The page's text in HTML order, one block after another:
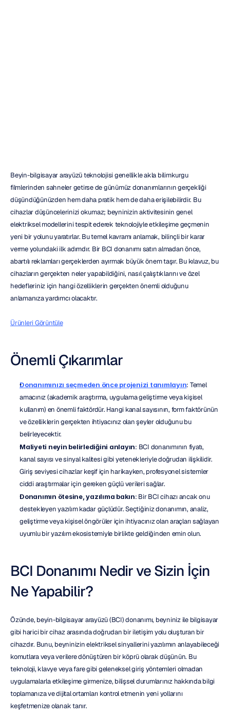
Beyin-bilgisayar arayüzü teknolojisi genellikle akla bilimkurgu
filmlerinden sahneler getirse de günümüz donanımlarının gerçekliği
düşündüğünüzden hem daha pratik hem de daha erişilebilirdir. Bu
cihazlar düşüncelerinizi okumaz; beyninizin aktivitesinin genel
elektriksel modellerini tespit ederek teknolojiyle etkileşime geçmenin
yeni bir yolunu yaratırlar. Bu temel kavramı anlamak, bilinçli bir karar
verme yolundaki ilk adımdır. Bir BCI donanımı satın almadan önce,
abartılı reklamları gerçeklerden ayırmak büyük önem taşır. Bu kılavuz, bu
cihazların gerçekten neler yapabildiğini, nasıl çalıştıklarını ve özel
hedefleriniz için hangi özelliklerin gerçekten önemli olduğunu
anlamanıza yardımcı olacaktır.
Ürünleri Görüntüle
Önemli Çıkarımlar
Donanımınızı seçmeden önce projenizi tanımlayın: Temel
amacınız (akademik araştırma, uygulama geliştirme veya kişisel
kullanım) en önemli faktördür. Hangi kanal sayısının, form faktörünün
ve özelliklerin gerçekten ihtiyacınız olan şeyler olduğunu bu
belirleyecektir.
Maliyeti neyin belirlediğini anlayın: BCI donanımının fiyatı,
kanal sayısı ve sinyal kalitesi gibi yetenekleriyle doğrudan ilişkilidir.
Giriş seviyesi cihazlar keşif için harikayken, profesyonel sistemler
ciddi araştırmalar için gereken güçlü verileri sağlar.
Donanımın ötesine, yazılıma bakın: Bir BCI cihazı ancak onu
destekleyen yazılım kadar güçlüdür. Seçtiğiniz donanımın, analiz,
geliştirme veya kişisel öngörüler için ihtiyacınız olan araçları sağlayan
uyumlu bir yazılım ekosistemiyle birlikte geldiğinden emin olun.
BCI Donanımı Nedir ve Sizin İçin
Ne Yapabilir?
Özünde, beyin-bilgisayar arayüzü (BCI) donanımı, beyniniz ile bilgisayar
gibi harici bir cihaz arasında doğrudan bir iletişim yolu oluşturan bir
cihazdır. Bunu, beyninizin elektriksel sinyallerini yazılımın anlayabileceği
komutlara veya verilere dönüştüren bir köprü olarak düşünün. Bu
teknoloji, klavye veya fare gibi geleneksel giriş yöntemleri olmadan
uygulamalarla etkileşime girmenize, bilişsel durumlarınız hakkında bilgi
toplamanıza ve dijital ortamları kontrol etmenin yeni yollarını
keşfetmenize olanak tanır.